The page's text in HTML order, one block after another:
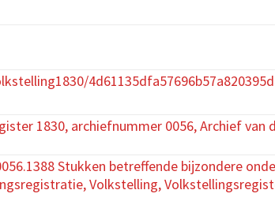
1830, archiefnummer 0056, Archief van
Stukken betreffende bijzondere
Volkstelling,